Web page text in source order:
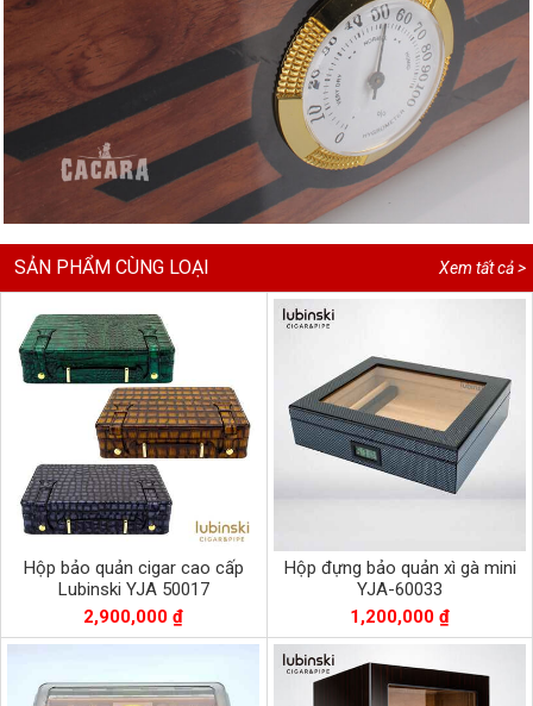
Xem tất cả >
SẢN PHẨM CÙNG LOẠI
Hộp bảo quản cigar cao cấp
Lubinski YJA 50017
2,900,000 ₫
Hộp đựng bảo quản xì gà mini
YJA-60033
1,200,000 ₫